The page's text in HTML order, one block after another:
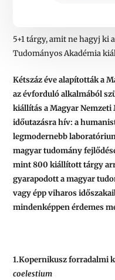
5+1 tárgy, amit ne hagyj ki
Tudományos Akadémia
Kétszáz éve alapították a
az évforduló alkalmából
kiállítás a Magyar
időutazásra hív: a
legmodernebb
magyar tudomány
mint 800 kiállított tárgy
gyarapodott a magyar
vagy épp viharos
mindenképpen érdemes
1.Kopernikusz forradalmi
coelestium